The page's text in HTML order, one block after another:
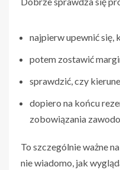
najpierw upewnić się,
potem zostawić
sprawdzić, czy
dopiero na końcu
zobowiązania
To szczególnie ważne
nie wiadomo, jak